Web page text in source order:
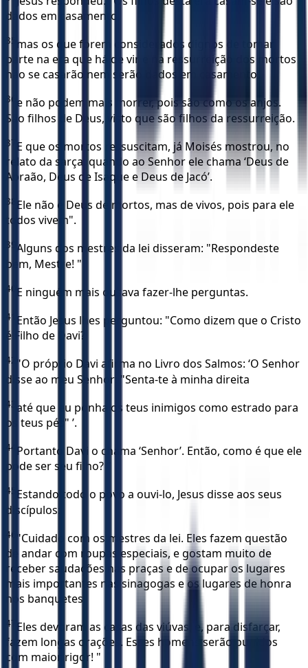
dados em casamento,
35 mas os que forem considerados dignos de tomar
parte na era que há de vir e na ressurreição dos mortos
não se casarão nem serão dados em casamento,
36 e não podem mais morrer, pois são como os anjos.
São filhos de Deus, visto que são filhos da ressurreição.
37 E que os mortos ressuscitam, já Moisés mostrou, no
relato da sarça, quando ao Senhor ele chama ‘Deus de
Abraão, Deus de Isaque e Deus de Jacó’.
38 Ele não é Deus de mortos, mas de vivos, pois para ele
todos vivem".
39 Alguns dos mestres da lei disseram: "Respondeste
bem, Mestre! "
40 E ninguém mais ousava fazer-lhe perguntas.
41 Então Jesus lhes perguntou: "Como dizem que o Cristo
é Filho de Davi?
42 "O próprio Davi afirma no Livro dos Salmos: ‘O Senhor
disse ao meu Senhor: "Senta-te à minha direita
43 até que eu ponha os teus inimigos como estrado para
os teus pés" ’.
44 Portanto Davi o chama ‘Senhor’. Então, como é que ele
pode ser seu filho? "
45 Estando todo o povo a ouvi-lo, Jesus disse aos seus
discípulos:
46 "Cuidado com os mestres da lei. Eles fazem questão
de andar com roupas especiais, e gostam muito de
receber saudações nas praças e de ocupar os lugares
mais importantes nas sinagogas e os lugares de honra
nos banquetes.
47 Eles devoram as casas das viúvas, e, para disfarçar,
fazem longas orações. Esses homens serão punidos
com maior rigor! "